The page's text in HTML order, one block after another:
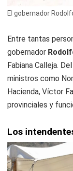
El gobernador
Entre tantas
gobernador
Fabiana Calleja.
ministros como
Hacienda, Víctor
provinciales y
Los